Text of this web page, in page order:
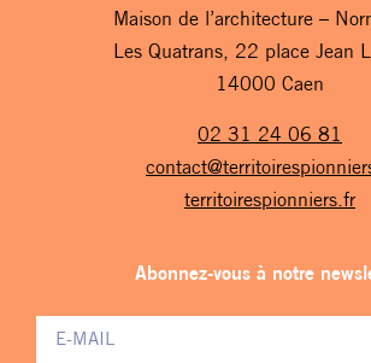
Maison de l’architecture –
Les Quatrans, 22 place Jean
14000 Caen
02 31 24 06 81
territoirespionniers.fr
Abonnez-vous à notre